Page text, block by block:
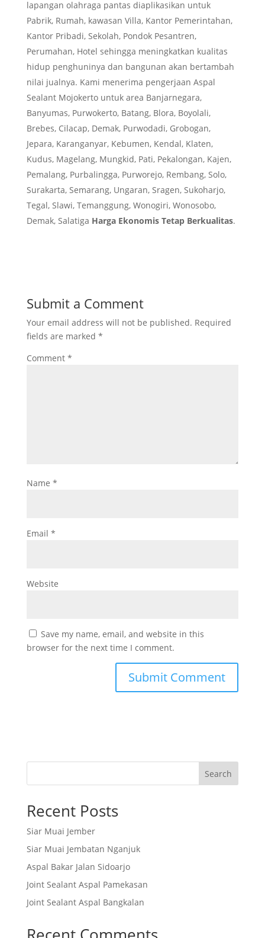
lapangan olahraga pantas diaplikasikan untuk
Pabrik, Rumah, kawasan Villa, Kantor Pemerintahan,
Kantor Pribadi, Sekolah, Pondok Pesantren,
Perumahan, Hotel sehingga meningkatkan kualitas
hidup penghuninya dan bangunan akan bertambah
nilai jualnya. Kami menerima pengerjaan Aspal
Sealant Mojokerto untuk area Banjarnegara,
Banyumas, Purwokerto, Batang, Blora, Boyolali,
Brebes, Cilacap, Demak, Purwodadi, Grobogan,
Jepara, Karanganyar, Kebumen, Kendal, Klaten,
Kudus, Magelang, Mungkid, Pati, Pekalongan, Kajen,
Pemalang, Purbalingga, Purworejo, Rembang, Solo,
Surakarta, Semarang, Ungaran, Sragen, Sukoharjo,
Tegal, Slawi, Temanggung, Wonogiri, Wonosobo,
Demak, Salatiga Harga Ekonomis Tetap Berkualitas.
Submit a Comment
Your email address will not be published. Required
fields are marked *
Comment *
Name *
Email *
Website
Save my name, email, and website in this
browser for the next time I comment.
Search
Recent Posts
Siar Muai Jember
Siar Muai Jembatan Nganjuk
Aspal Bakar Jalan Sidoarjo
Joint Sealant Aspal Pamekasan
Joint Sealant Aspal Bangkalan